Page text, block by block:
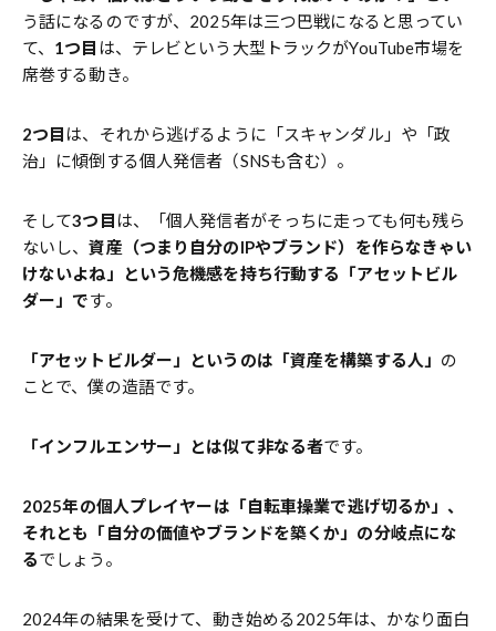
う話になるのですが、2025年は三つ巴戦になると思ってい
て、 1つ目 は、テレビという大型トラックがYouTube市場を
席巻する動き。
2つ目 は、それから逃げるように「スキャンダル」や「政
治」に傾倒する個人発信者（SNSも含む）。
そして3つ目 は、「個人発信者がそっちに走っても何も残ら
ないし、資産（つまり自分のIPやブランド）を作らなきゃい
けないよね」という危機感を持ち行動する「アセットビル
ダー」です。
「アセットビルダー」というのは「資産を構築する人」 の
ことで、僕の造語です。
「インフルエンサー」とは似て非なる者です。
2025年の個人プレイヤーは「自転車操業で逃げ切るか」、
それとも「自分の価値やブランドを築くか」の分岐点にな
るでしょう。
2024年の結果を受けて、動き始める2025年は、かなり面白